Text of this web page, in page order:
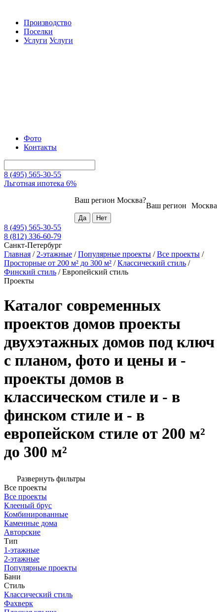
Производство
Поселки
Услуги Услуги
Фото
Контакты
8 (495) 565-30-55
Льготная ипотека 6%
Москва
Ваш регион
Ваш регион Москва?
8 (495) 565-30-55
8 (812) 336-60-79
Санкт-Петербург
Главная / 2-этажные /Популярные проекты /Все проекты /
Просторные от 200 м² до 300 м² /Классический стиль /
Финский стиль /Европейский стиль
Проекты
Каталог современных
проектов домов проекты
двухэтажных домов под ключ
с планом, фото и цены и -
проекты домов в
классическом стиле и - в
финском стиле и - в
европейском стиле от 200 м²
до 300 м²
Развернуть фильтры
Все проекты
Все проекты
Клееный брус
Комбинированные
Каменные дома
Авторские
Тип
1-этажные
2-этажные
Популярные проекты
Бани
Стиль
Классический стиль
Фахверк